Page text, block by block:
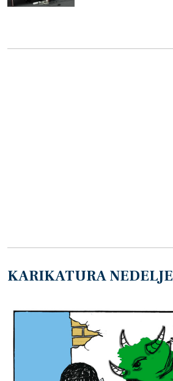
KARIKATURA NEDELJE